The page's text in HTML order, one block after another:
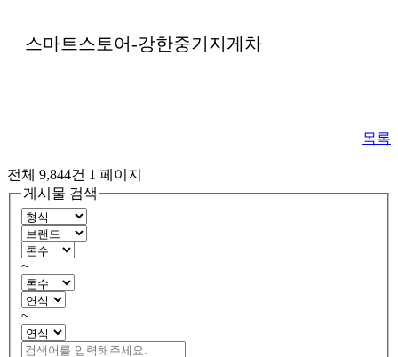
스마트스토어-강한중기지게차
목록
전체 9,844건 1 페이지
게시물 검색
~
~